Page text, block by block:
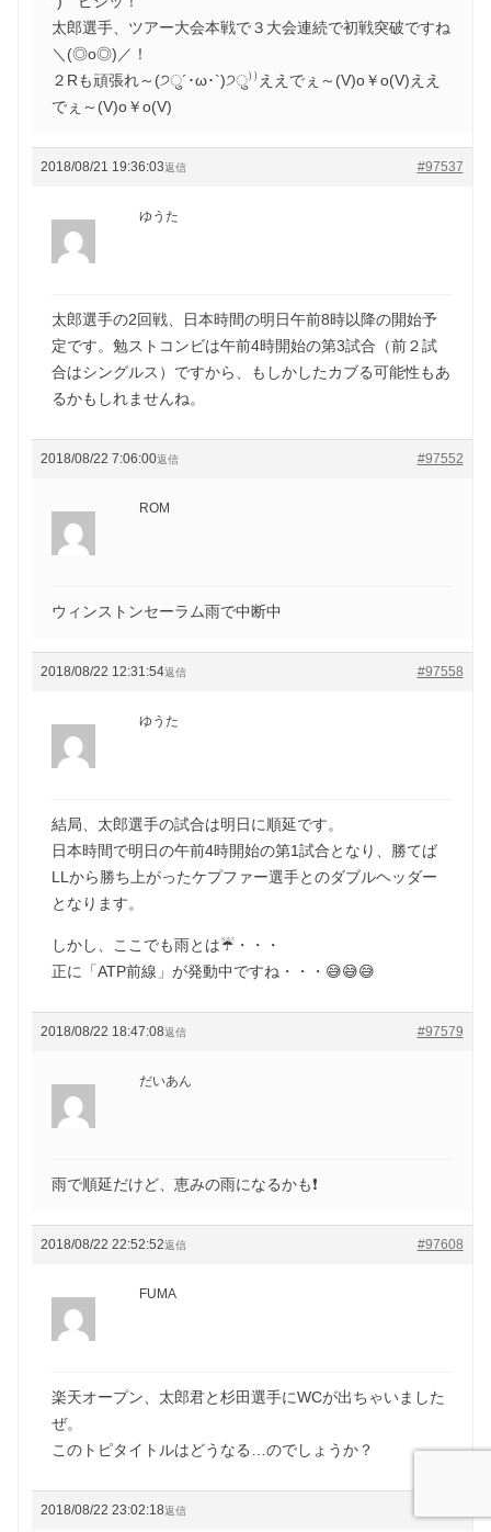
太郎選手、ツアー大会本戦で３大会連続で初戦突破ですね
＼(◎o◎)／！
２Rも頑張れ～(੭ु´･ω･`)੭ु⁾⁾ええでぇ～(V)o￥o(V)ええ
でぇ～(V)o￥o(V)
2018/08/21 19:36:03 #97537
返信
ゆうた
太郎選手の2回戦、日本時間の明日午前8時以降の開始予
定です。勉ストコンビは午前4時開始の第3試合（前２試
合はシングルス）ですから、もしかしたカブる可能性もあ
るかもしれませんね。
2018/08/22 7:06:00 #97552
返信
ROM
ウィンストンセーラム雨で中断中
2018/08/22 12:31:54 #97558
返信
ゆうた
結局、太郎選手の試合は明日に順延です。
日本時間で明日の午前4時開始の第1試合となり、勝てば
LLから勝ち上がったケプファー選手とのダブルヘッダー
となります。
しかし、ここでも雨とは☔️・・・
正に「ATP前線」が発動中ですね・・・😅😅😅
2018/08/22 18:47:08 #97579
返信
だいあん
雨で順延だけど、恵みの雨になるかも❗
2018/08/22 22:52:52 #97608
返信
FUMA
楽天オープン、太郎君と杉田選手にWCが出ちゃいました
ぜ。
このトピタイトルはどうなる…のでしょうか？
2018/08/22 23:02:18返信